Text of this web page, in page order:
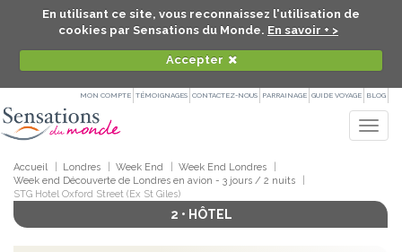
En utilisant ce site, vous reconnaissez l'utilisation de
cookies par Sensations du Monde. En savoir + >
Accepter
MON COMPTE TÉMOIGNAGES CONTACTEZ-NOUS PARRAINAGE GUIDE VOYAGE BLOG
Accueil Londres Week End
Week End Londres
Week end Découverte de Londres en avion - 3 jours / 2 nuits
STG Hotel Oxford Street (Ex St Giles)
2 • HÔTEL